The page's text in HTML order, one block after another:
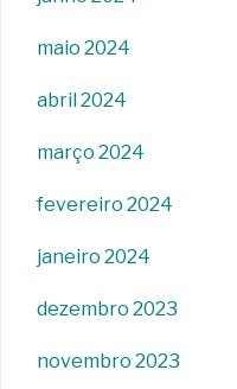
maio 2024
abril 2024
março 2024
fevereiro 2024
janeiro 2024
dezembro 2023
novembro 2023